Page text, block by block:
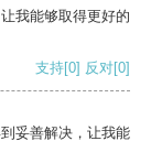
我能够取得更好的
支持[0] 反对[0]
妥善解决，让我能